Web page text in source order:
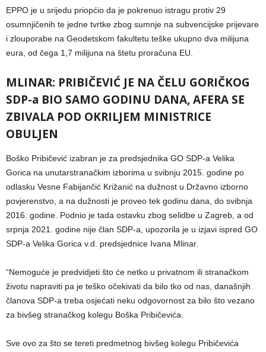
EPPO je u srijedu priopćio da je pokrenuo istragu protiv 29
osumnjičenih te jedne tvrtke zbog sumnje na subvencijske prijevare
i zlouporabe na Geodetskom fakultetu teške ukupno dva milijuna
eura, od čega 1,7 milijuna na štetu proračuna EU.
MLINAR: PRIBIČEVIĆ JE NA ČELU GORIČKOG
SDP-a BIO SAMO GODINU DANA, AFERA SE
ZBIVALA POD OKRILJEM MINISTRICE
OBULJEN
Boško Pribičević izabran je za predsjednika GO SDP-a Velika
Gorica na unutarstranačkim izborima u svibnju 2015. godine po
odlasku Vesne Fabijančić Križanić na dužnost u Državno izborno
povjerenstvo, a na dužnosti je proveo tek godinu dana, do svibnja
2016. godine. Podnio je tada ostavku zbog selidbe u Zagreb, a od
srpnja 2021. godine nije član SDP-a, upozorila je u izjavi ispred GO
SDP-a Velika Gorica v.d. predsjednice Ivana Mlinar.
“Nemoguće je predvidjeti što će netko u privatnom ili stranačkom
životu napraviti pa je teško očekivati da bilo tko od nas, današnjih
članova SDP-a treba osjećati neku odgovornost za bilo što vezano
za bivšeg stranačkog kolegu Boška Pribičevića.
Sve ovo za što se tereti predmetnog bivšeg kolegu Pribičevića